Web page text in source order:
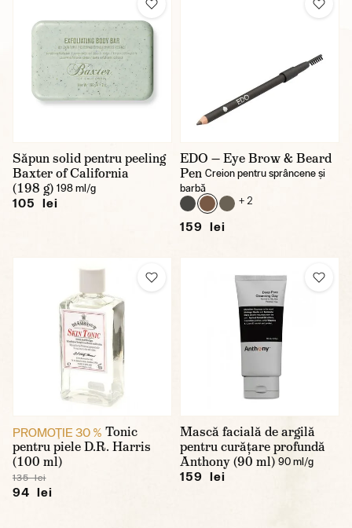
Săpun solid pentru peeling
Baxter of California
(198 g) 198 ml/g
105 lei
EDO — Eye Brow & Beard
Pen Creion pentru sprâncene și
barbă
+ 2
159 lei
PROMOŢIE 30 % Tonic
pentru piele D.R. Harris
(100 ml)
135 lei
94 lei
Mască facială de argilă
pentru curățare profundă
Anthony (90 ml) 90 ml/g
159 lei